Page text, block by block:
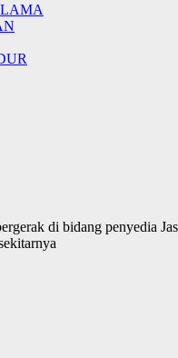
di bidang penyedia